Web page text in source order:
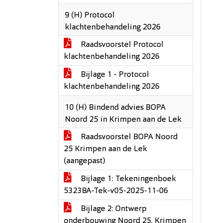
9 (H) Protocol
klachtenbehandeling 2026
Raadsvoorstel Protocol
klachtenbehandeling 2026
Bijlage 1 - Protocol
klachtenbehandeling 2026
10 (H) Bindend advies BOPA
Noord 25 in Krimpen aan de Lek
Raadsvoorstel BOPA Noord
25 Krimpen aan de Lek
(aangepast)
Bijlage 1: Tekeningenboek
5323BA-Tek-v05-2025-11-06
Bijlage 2: Ontwerp
onderbouwing Noord 25, Krimpen